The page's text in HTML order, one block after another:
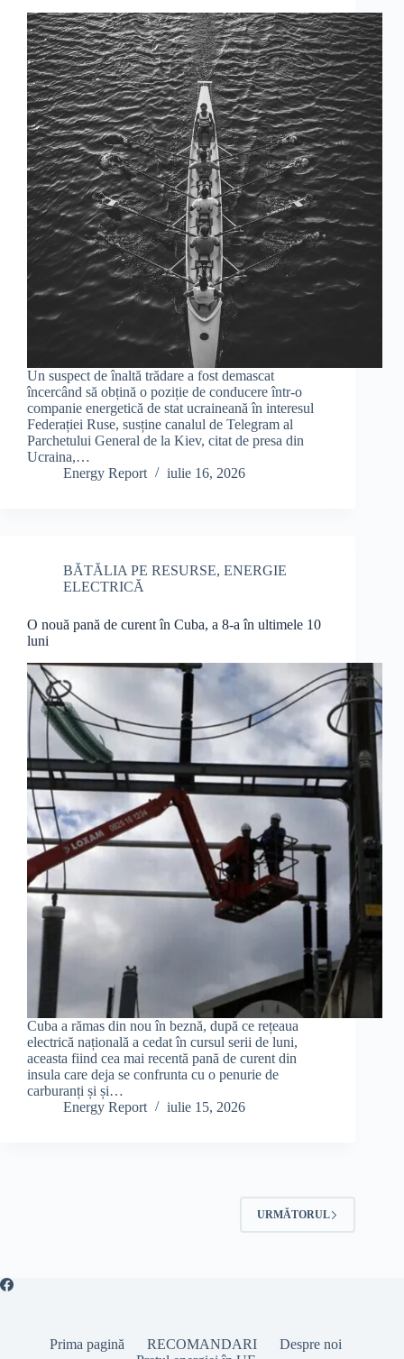
Un suspect de înaltă trădare a fost demascat
încercând să obțină o poziție de conducere într-o
companie energetică de stat ucraineană în interesul
Federației Ruse, susține canalul de Telegram al
Parchetului General de la Kiev, citat de presa din
Ucraina,…
Energy Report
iulie 16, 2026
BĂTĂLIA PE RESURSE, ENERGIE
ELECTRICĂ
O nouă pană de curent în Cuba, a 8-a în ultimele 10
luni
Cuba a rămas din nou în beznă, după ce rețeaua
electrică națională a cedat în cursul serii de luni,
aceasta fiind cea mai recentă pană de curent din
insula care deja se confrunta cu o penurie de
carburanți și și…
Energy Report
iulie 15, 2026
URMĂTORUL
Prima pagină RECOMANDARI
Despre noi